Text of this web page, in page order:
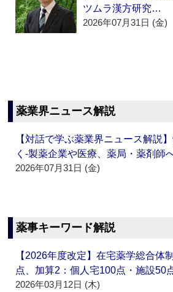
ツムラ漢方研究…
2026年07月31日 (金)
薬業界ニュース解説
【対話で学ぶ薬業界ニュース解説
く‐製薬企業や医療、薬局・薬剤師
2026年07月31日 (金)
薬事キーワード解説
【2026年度改定】在宅薬学総合体
点、加算2：個人宅100点・施設50
2026年03月12日 (木)